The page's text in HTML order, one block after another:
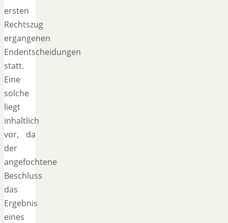
ersten
Rechtszug
ergangenen
Endentscheidungen
statt.
Eine
solche
liegt
inhaltlich
vor, da
der
angefochtene
Beschluss
das
Ergebnis
eines